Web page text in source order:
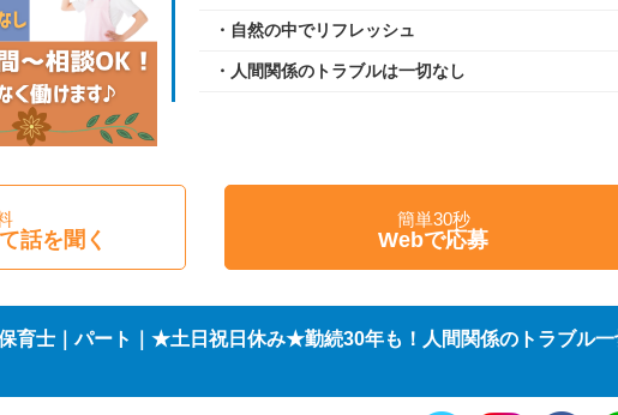
・自然の中でリフレッシュ
・人間関係のトラブルは一切なし
話を聞く
簡単30秒
Webで応募
保育士｜パート｜★土日祝日休み★勤続30年も！人間関係のトラブル一